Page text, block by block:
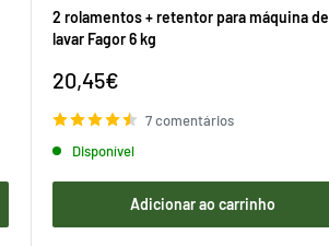
2 rolamentos + retentor para máquina de
lavar Fagor 6 kg
Preço
venda
20,45€
7 comentários
Disponível
Adicionar ao carrinho